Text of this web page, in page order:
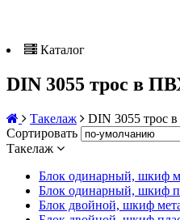
Каталог
DIN 3055 трос в
Такелаж
DIN 3055 трос
Сортировать
Такелаж
Блок одинарный, шкиф
Блок одинарный, шкиф
Блок двойной, шкиф